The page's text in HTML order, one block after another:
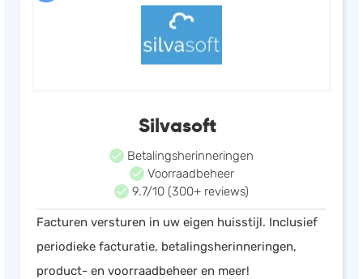
Silvasoft
Betalingsherinneringen
Voorraadbeheer
9.7/10 (300+ reviews)
Facturen versturen in uw eigen huisstijl. Inclusief
periodieke facturatie, betalingsherinneringen,
product- en voorraadbeheer en meer!